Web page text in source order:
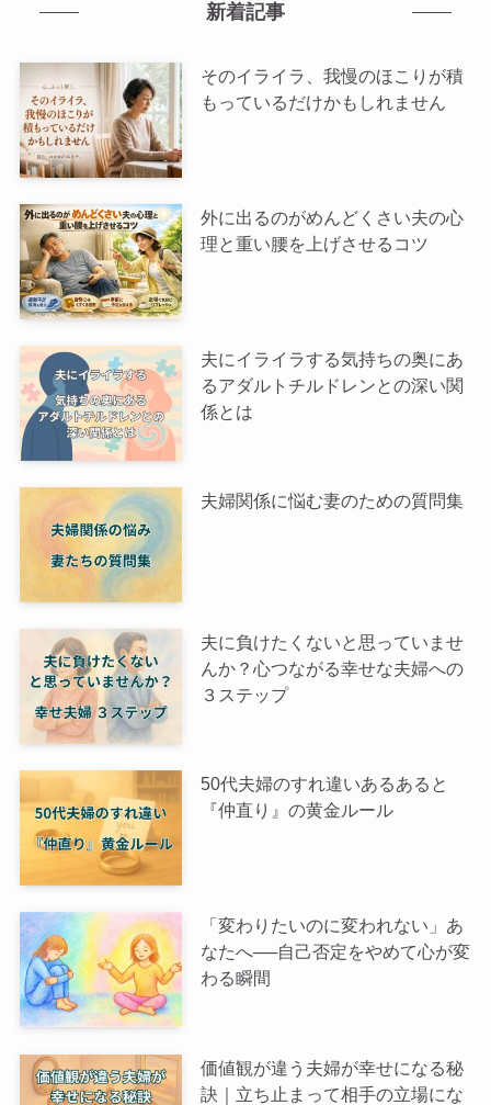
新着記事
そのイライラ、我慢のほこりが積
もっているだけかもしれません
外に出るのがめんどくさい夫の心
理と重い腰を上げさせるコツ
夫にイライラする気持ちの奥にあ
るアダルトチルドレンとの深い関
係とは
夫婦関係に悩む妻のための質問集
夫に負けたくないと思っていませ
んか？心つながる幸せな夫婦への
３ステップ
50代夫婦のすれ違いあるあると
『仲直り』の黄金ルール
「変わりたいのに変われない」あ
なたへ──自己否定をやめて心が変
わる瞬間
価値観が違う夫婦が幸せになる秘
訣｜立ち止まって相手の立場にな